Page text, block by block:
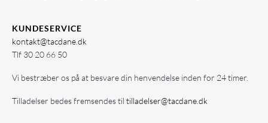
KUNDESERVICE
kontakt@tacdane.dk
Tlf 30 20 66 50
Vi bestræber os på at besvare din henvendelse inden for 24 timer.
Tilladelser bedes fremsendes til tilladelser@tacdane.dk